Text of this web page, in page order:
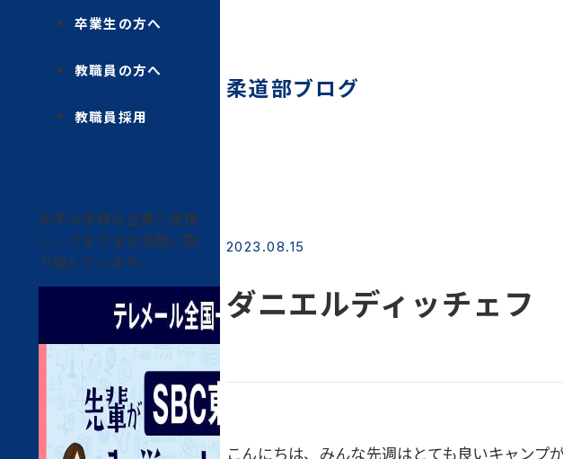
卒業生の方へ
教職員の方へ
教職員採用
本学は多様な企業と連携
し、さまざまな活動に取
り組んでいます。
柔道部ブログ
2023.08.15
ダニエルディッチェ
こんにちは、みんな先週はとても良いキャンプ